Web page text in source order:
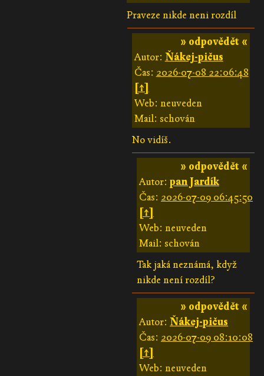
Praveze nikde neni rozdíl
» odpovědět «
Autor: Ňákej-pičus
Čas: 2026-07-08 22:06:48
[↑]
Web: neuveden
Mail: schován
No vidíš.
» odpovědět «
Autor: pan Jardík
Čas: 2026-07-09 06:45:50
[↑]
Web: neuveden
Mail: schován
Tak jaká neznámá, když
nikde není rozdíl?
» odpovědět «
Autor: Ňákej-pičus
Čas: 2026-07-09 08:10:08
[↑]
Web: neuveden